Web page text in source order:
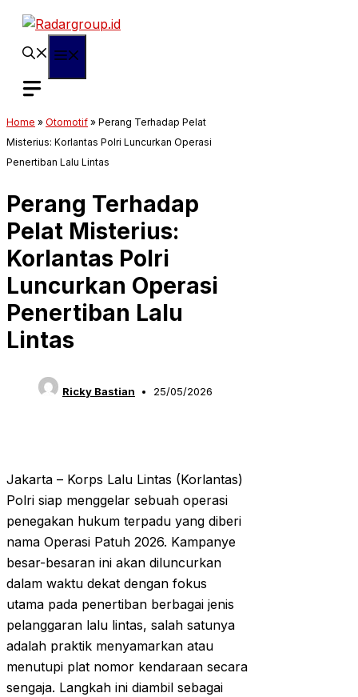
Langsung
Home » Otomotif » Perang Terhadap Pelat
Misterius: Korlantas Polri Luncurkan Operasi
Penertiban Lalu Lintas
Perang Terhadap
Pelat Misterius:
Korlantas Polri
Luncurkan Operasi
Penertiban Lalu
Lintas
Ricky Bastian 25/05/2026
Jakarta – Korps Lalu Lintas (Korlantas)
Polri siap menggelar sebuah operasi
penegakan hukum terpadu yang diberi
nama Operasi Patuh 2026. Kampanye
besar-besaran ini akan diluncurkan
dalam waktu dekat dengan fokus
utama pada penertiban berbagai jenis
pelanggaran lalu lintas, salah satunya
adalah praktik menyamarkan atau
menutupi plat nomor kendaraan secara
sengaja. Langkah ini diambil sebagai